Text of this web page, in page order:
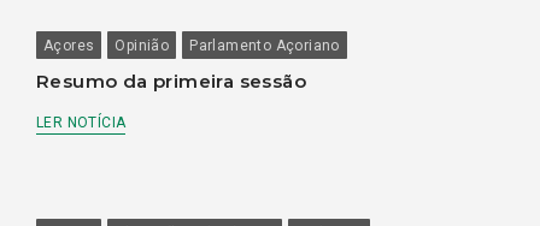
Açores Opinião Parlamento Açoriano
Resumo da primeira sessão
LER NOTÍCIA